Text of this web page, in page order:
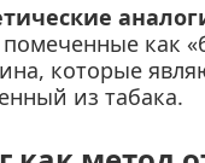
как
которые
из табака.